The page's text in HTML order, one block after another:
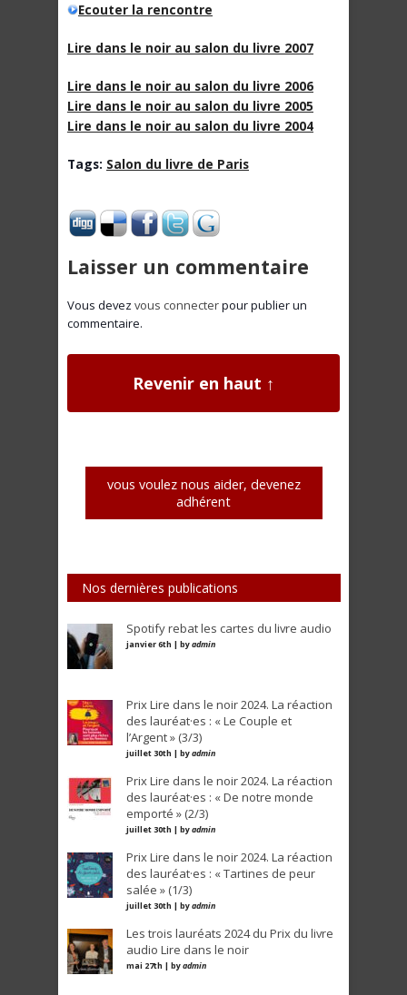
Ecouter la rencontre
Lire dans le noir au salon du livre 2007
Lire dans le noir au salon du livre 2006
Lire dans le noir au salon du livre 2005
Lire dans le noir au salon du livre 2004
Tags: Salon du livre de Paris
Laisser un commentaire
Vous devez vous connecterpour publier un
commentaire.
Revenir en haut ↑
vous voulez nous aider, devenez
adhérent
Nos dernières publications
Spotify rebat les cartes du livre audio
janvier 6th | byadmin
Prix Lire dans le noir 2024. La réaction
des lauréat·es : « Le Couple et
l’Argent » (3/3)
juillet 30th | byadmin
Prix Lire dans le noir 2024. La réaction
des lauréat·es : « De notre monde
emporté » (2/3)
juillet 30th | byadmin
Prix Lire dans le noir 2024. La réaction
des lauréat·es : « Tartines de peur
salée » (1/3)
juillet 30th | byadmin
Les trois lauréats 2024 du Prix du livre
audio Lire dans le noir
mai 27th | byadmin